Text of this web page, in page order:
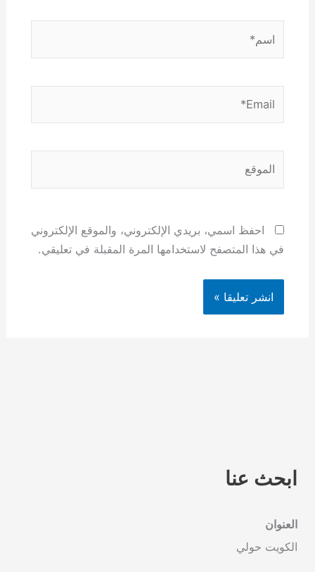
احفظ اسمي، بريدي الإلكتروني، والموقع الإلكتروني
في هذا المتصفح لاستخدامها المرة المقبلة في تعليقي.
ابحث عنا
العنوان
الكويت حولي